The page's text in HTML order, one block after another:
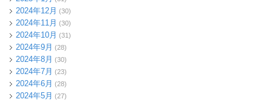
2024年12月 (30)
2024年11月 (30)
2024年10月 (31)
2024年9月 (28)
2024年8月 (30)
2024年7月 (23)
2024年6月 (28)
2024年5月 (27)